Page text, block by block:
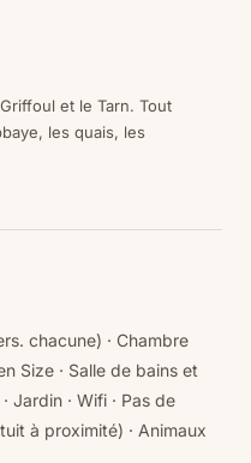
et le Tarn. Tout
les quais, les
chacune) · Chambre
Size · Salle de bains et
Jardin · Wifi · Pas de
à proximité) · Animaux